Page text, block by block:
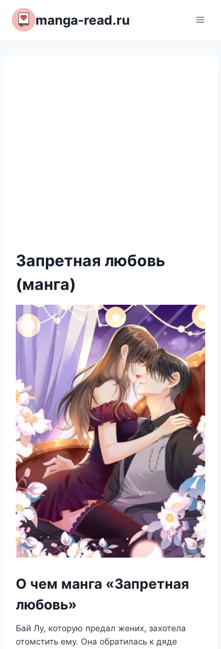
Перейти
содержимому
manga-read.ru
Запретная любовь
(манга)
О чем манга «Запретная
любовь»
Бай Лу, которую предал жених, захотела
отомстить ему. Она обратилась к дяде